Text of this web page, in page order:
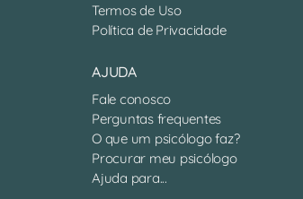
Termos de Uso
Política de Privacidade
AJUDA
Fale conosco
Perguntas frequentes
O que um psicólogo faz?
Procurar meu psicólogo
Ajuda para...